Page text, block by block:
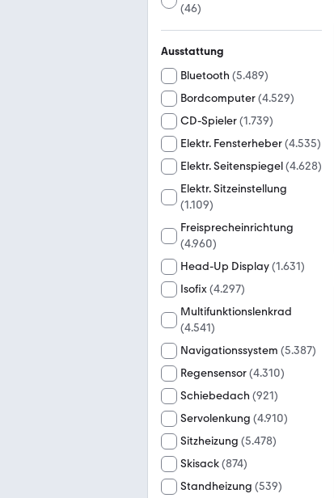
(46)
Ausstattung
Bluetooth (5.489)
Bordcomputer(4.529)
CD-Spieler(1.739)
Elektr. Fensterheber(4.535)
Elektr. Seitenspiegel(4.628)
Elektr. Sitzeinstellung
(1.109)
Freisprecheinrichtung
(4.960)
Head-Up Display(1.631)
Isofix(4.297)
Multifunktionslenkrad
(4.541)
Navigationssystem (5.387)
Regensensor(4.310)
Schiebedach (921)
Servolenkung (4.910)
Sitzheizung (5.478)
Skisack(874)
Standheizung (539)